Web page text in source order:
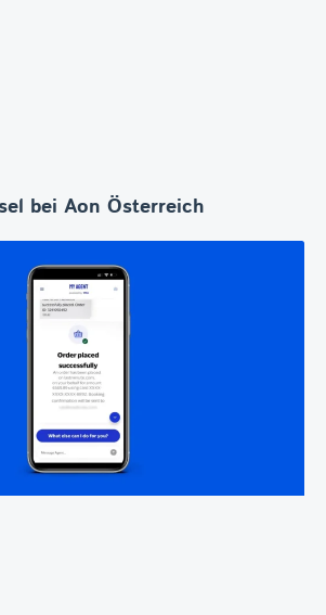
bei Aon Österreich